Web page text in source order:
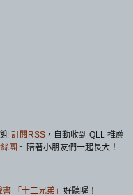
訂閱RSS ，自動收到 QLL 推薦
團 ~ 陪著小朋友們一起長大！
「十二兄弟」 好聽喔！